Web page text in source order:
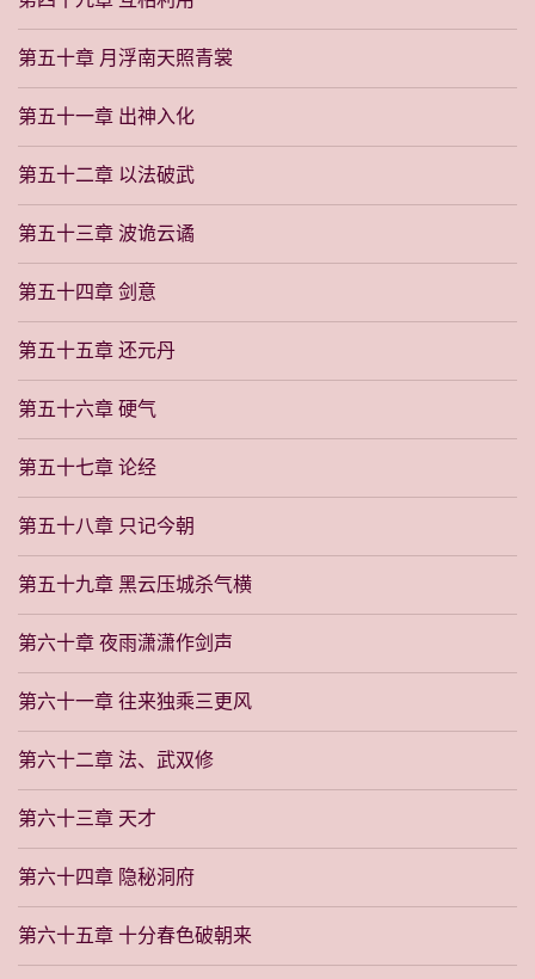
第五十章 月浮南天照青裳
第五十一章 出神入化
第五十二章 以法破武
第五十三章 波诡云谲
第五十四章 剑意
第五十五章 还元丹
第五十六章 硬气
第五十七章 论经
第五十八章 只记今朝
第五十九章 黑云压城杀气横
第六十章 夜雨潇潇作剑声
第六十一章 往来独乘三更风
第六十二章 法、武双修
第六十三章 天才
第六十四章 隐秘洞府
第六十五章 十分春色破朝来